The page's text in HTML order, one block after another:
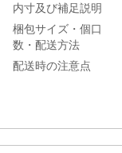
内寸及び補足説明
梱包サイズ・個口
数・配送方法
配送時の注意点